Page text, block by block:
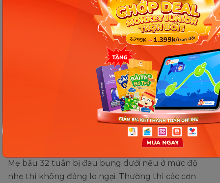
Cảnh giác trước triệu chứng của hiện tượng sinh non. (Ảnh:
Sưu tầm Internet)
Mẹ bầu 32 tuần con nặng bao nhiêu kg
Mẹ bị đau bụng dưới nên làm
Mẹ bầu 32 tuần bị đau bụng dưới nếu ở mức độ
nhẹ thì không đáng lo ngại. Thường thì các cơn